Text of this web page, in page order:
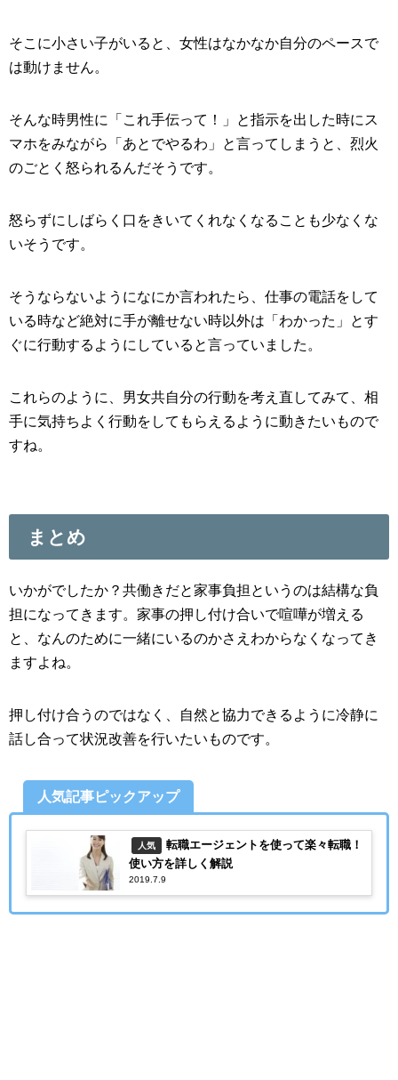
そこに小さい子がいると、女性はなかなか自分のペースで
は動けません。
そんな時男性に「これ手伝って！」と指示を出した時にス
マホをみながら「あとでやるわ」と言ってしまうと、烈火
のごとく怒られるんだそうです。
怒らずにしばらく口をきいてくれなくなることも少なくな
いそうです。
そうならないようになにか言われたら、仕事の電話をして
いる時など絶対に手が離せない時以外は「わかった」とす
ぐに行動するようにしていると言っていました。
これらのように、男女共自分の行動を考え直してみて、相
手に気持ちよく行動をしてもらえるように動きたいもので
すね。
まとめ
いかがでしたか？共働きだと家事負担というのは結構な負
担になってきます。家事の押し付け合いで喧嘩が増える
と、なんのために一緒にいるのかさえわからなくなってき
ますよね。
押し付け合うのではなく、自然と協力できるように冷静に
話し合って状況改善を行いたいものです。
人気記事ピックアップ
人気
転職エージェントを使って楽々転職！
使い方を詳しく解説
2019.7.9